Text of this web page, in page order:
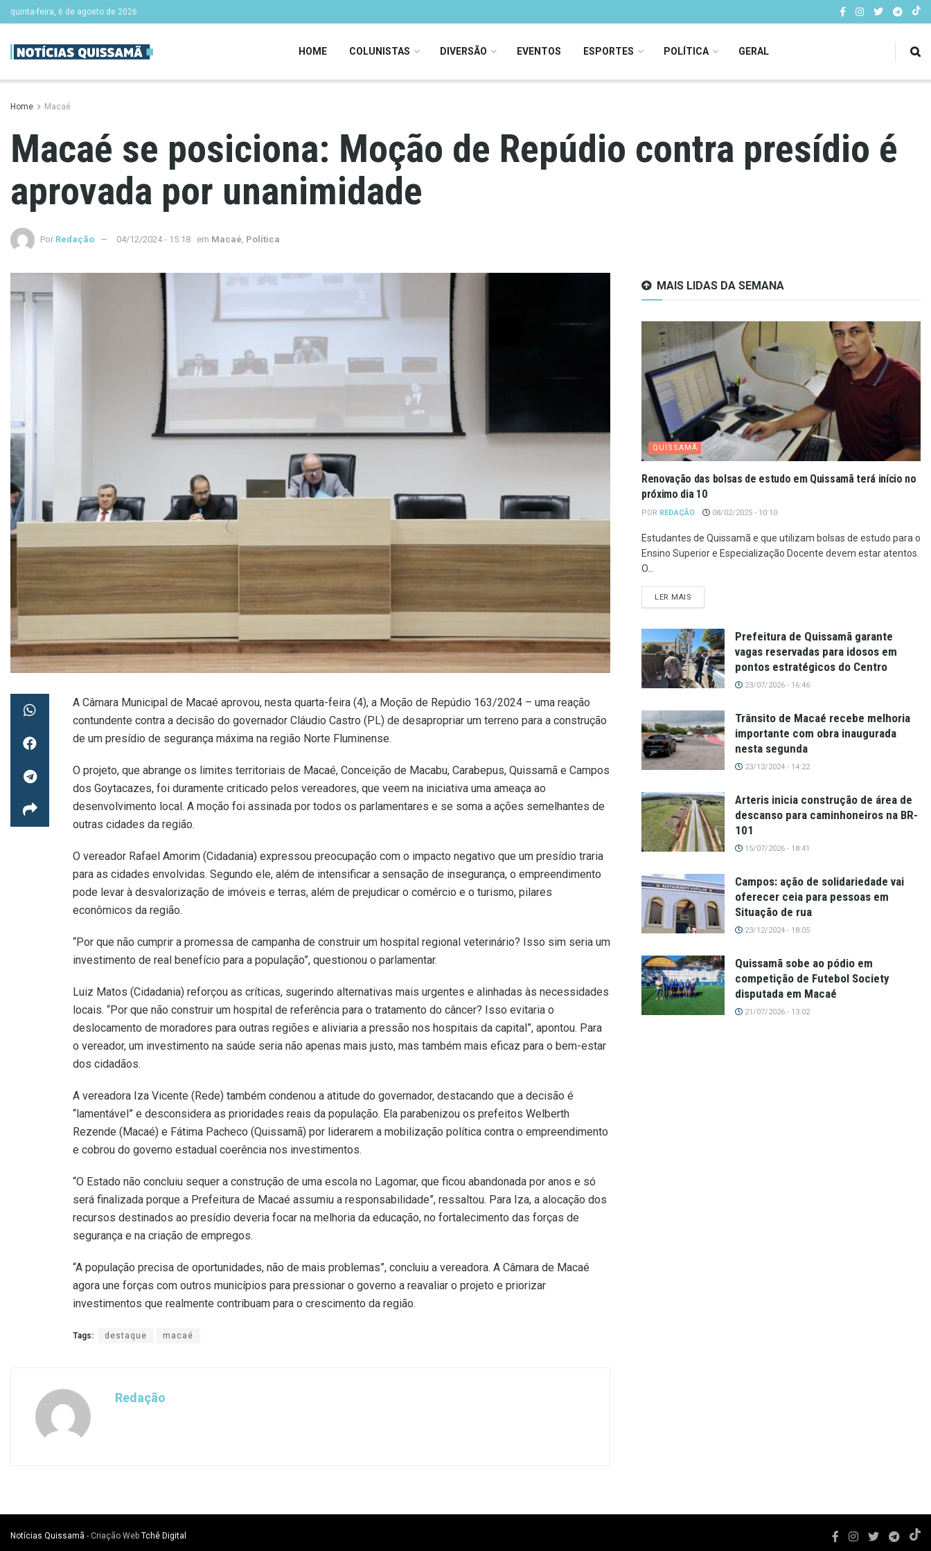
quinta-feira, 6 de agosto de 2026
HOME COLUNISTAS DIVERSÃO EVENTOS ESPORTES POLÍTICA GERAL
Home Macaé
Macaé se posiciona: Moção de Repúdio contra presídio é
aprovada por unanimidade
Por Redação 04/12/2024 - 15:18 em Macaé, Política
A Câmara Municipal de Macaé aprovou, nesta quarta-feira (4), a Moção de Repúdio 163/2024 – uma reação
contundente contra a decisão do governador Cláudio Castro (PL) de desapropriar um terreno para a construção
de um presídio de segurança máxima na região Norte Fluminense.
O projeto, que abrange os limites territoriais de Macaé, Conceição de Macabu, Carabepus, Quissamã e Campos
dos Goytacazes, foi duramente criticado pelos vereadores, que veem na iniciativa uma ameaça ao
desenvolvimento local. A moção foi assinada por todos os parlamentares e se soma a ações semelhantes de
outras cidades da região.
O vereador Rafael Amorim (Cidadania) expressou preocupação com o impacto negativo que um presídio traria
para as cidades envolvidas. Segundo ele, além de intensificar a sensação de insegurança, o empreendimento
pode levar à desvalorização de imóveis e terras, além de prejudicar o comércio e o turismo, pilares
econômicos da região.
“Por que não cumprir a promessa de campanha de construir um hospital regional veterinário? Isso sim seria um
investimento de real benefício para a população”, questionou o parlamentar.
Luiz Matos (Cidadania) reforçou as críticas, sugerindo alternativas mais urgentes e alinhadas às necessidades
locais. “Por que não construir um hospital de referência para o tratamento do câncer? Isso evitaria o
deslocamento de moradores para outras regiões e aliviaria a pressão nos hospitais da capital”, apontou. Para
o vereador, um investimento na saúde seria não apenas mais justo, mas também mais eficaz para o bem-estar
dos cidadãos.
A vereadora Iza Vicente (Rede) também condenou a atitude do governador, destacando que a decisão é
“lamentável” e desconsidera as prioridades reais da população. Ela parabenizou os prefeitos Welberth
Rezende (Macaé) e Fátima Pacheco (Quissamã) por liderarem a mobilização política contra o empreendimento
e cobrou do governo estadual coerência nos investimentos.
“O Estado não concluiu sequer a construção de uma escola no Lagomar, que ficou abandonada por anos e só
será finalizada porque a Prefeitura de Macaé assumiu a responsabilidade”, ressaltou. Para Iza, a alocação dos
recursos destinados ao presídio deveria focar na melhoria da educação, no fortalecimento das forças de
segurança e na criação de empregos.
“A população precisa de oportunidades, não de mais problemas”, concluiu a vereadora. A Câmara de Macaé
agora une forças com outros municípios para pressionar o governo a reavaliar o projeto e priorizar
investimentos que realmente contribuam para o crescimento da região.
Tags: destaque macaé
Redação
MAIS LIDAS DA SEMANA
QUISSAMÃ
Renovação das bolsas de estudo em Quissamã terá início no
próximo dia 10
POR REDAÇÃO 08/02/2025 - 10:10
Estudantes de Quissamã e que utilizam bolsas de estudo para o
Ensino Superior e Especialização Docente devem estar atentos.
O...
LER MAIS
Prefeitura de Quissamã garante
vagas reservadas para idosos em
pontos estratégicos do Centro
23/07/2026 - 16:46
Trânsito de Macaé recebe melhoria
importante com obra inaugurada
nesta segunda
23/12/2024 - 14:22
Arteris inicia construção de área de
descanso para caminhoneiros na BR-
101
15/07/2026 - 18:41
Campos: ação de solidariedade vai
oferecer ceia para pessoas em
Situação de rua
23/12/2024 - 18:05
Quissamã sobe ao pódio em
competição de Futebol Society
disputada em Macaé
21/07/2026 - 13:02
Notícias Quissamã - Criação Web Tchê Digital